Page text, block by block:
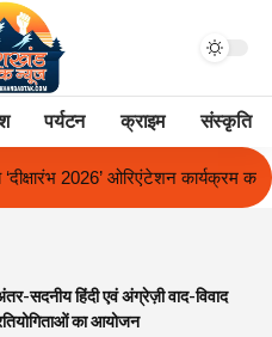
पर्यटन क्राइम संस्कृति
किया आयोजन एक साल से लंबित
सदनीय हिंदी एवं अंग्रेज़ी वाद-विवाद
का आयोजन